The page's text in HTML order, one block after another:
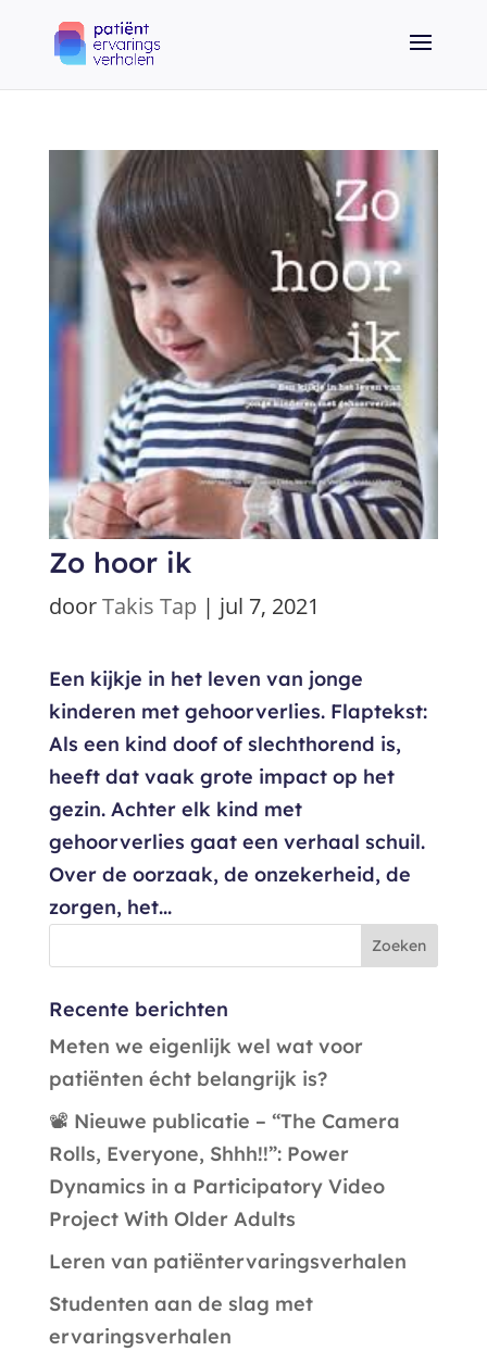
Zo hoor ik
doorTakis Tap | jul 7, 2021
Een kijkje in het leven van jonge
kinderen met gehoorverlies. Flaptekst:
Als een kind doof of slechthorend is,
heeft dat vaak grote impact op het
gezin. Achter elk kind met
gehoorverlies gaat een verhaal schuil.
Over de oorzaak, de onzekerheid, de
zorgen, het...
Recente berichten
Meten we eigenlijk wel wat voor
patiënten écht belangrijk is?
📽️ Nieuwe publicatie – “The Camera
Rolls, Everyone, Shhh!!”: Power
Dynamics in a Participatory Video
Project With Older Adults
Leren van patiëntervaringsverhalen
Studenten aan de slag met
ervaringsverhalen